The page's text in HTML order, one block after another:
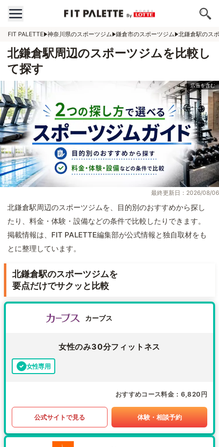
FIT PALETTE 神奈川県のスポーツジム 鎌倉市のスポーツジム 北鎌倉駅のス
北鎌倉駅周辺のスポーツジムを比較し
て探す
最終更新日：2026/08/06
北鎌倉駅周辺のスポーツジムを、目的別のおすすめから探し
たり、料金・体験・設備などの条件で比較したりできます。
掲載情報は、FIT PALETTE編集部が公式情報と独自取材をも
とに整理しています。
北鎌倉駅のスポーツジムを
要点だけでサクッと比較
カーブス
女性のみ30分フィットネス
女性専用
おすすめコース料金 6,820円
公式サイトで見る 体験・相談予約